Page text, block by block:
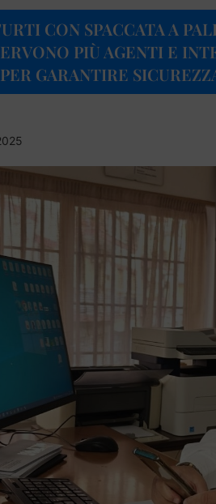
CON SPACCATA A
PIÙ AGENTI E
GARANTIRE